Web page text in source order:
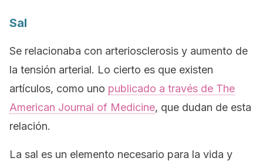
Sal
Se relacionaba con arteriosclerosis y aumento de
la tensión arterial. Lo cierto es que existen
artículos, como uno publicado a través de The
American Journal of Medicine, que dudan de esta
relación.
La sal es un elemento necesario para la vida y